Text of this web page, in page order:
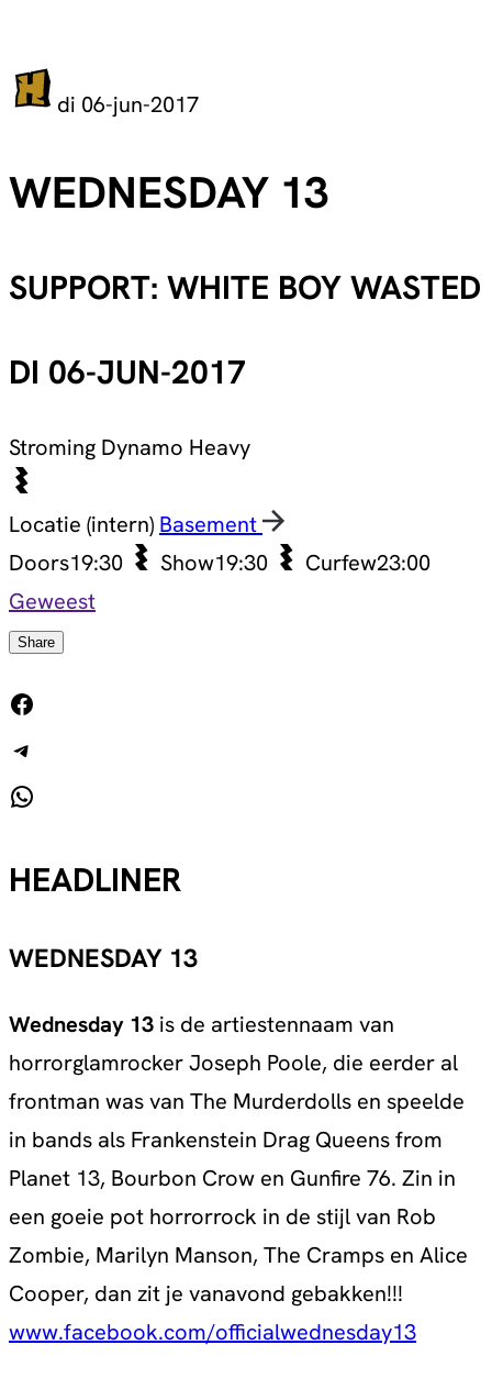
di 06-jun-2017
WEDNESDAY 13
SUPPORT: WHITE BOY WASTED
DI 06-JUN-2017
Stroming Dynamo Heavy
Locatie (intern) Basement
Doors19:30 Show19:30 Curfew23:00
Geweest
Share
HEADLINER
WEDNESDAY 13
Wednesday 13 is de artiestennaam van
horrorglamrocker Joseph Poole, die eerder al
frontman was van The Murderdolls en speelde
in bands als Frankenstein Drag Queens from
Planet 13, Bourbon Crow en Gunfire 76. Zin in
een goeie pot horrorrock in de stijl van Rob
Zombie, Marilyn Manson, The Cramps en Alice
Cooper, dan zit je vanavond gebakken!!!
www.facebook.com/officialwednesday13